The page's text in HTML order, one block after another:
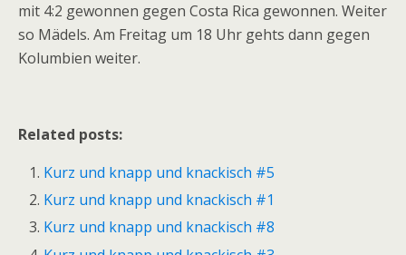
mit 4:2 gewonnen gegen Costa Rica gewonnen. Weiter
so Mädels. Am Freitag um 18 Uhr gehts dann gegen
Kolumbien weiter.
Related posts:
Kurz und knapp und knackisch #5
Kurz und knapp und knackisch #1
Kurz und knapp und knackisch #8